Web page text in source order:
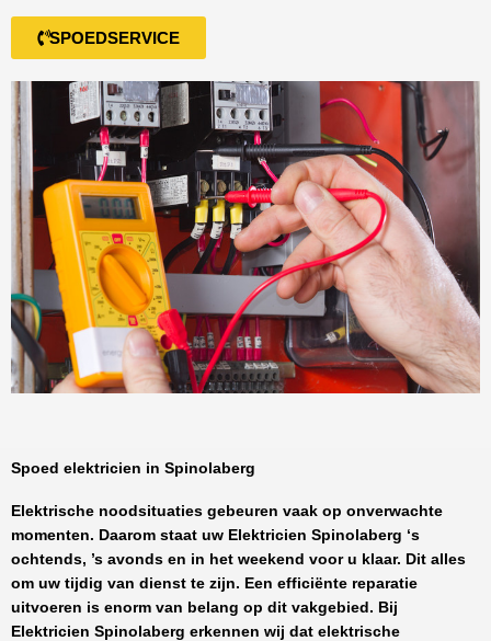
SPOEDSERVICE
Spoed elektricien in Spinolaberg
Elektrische noodsituaties gebeuren vaak op onverwachte
momenten. Daarom staat uw Elektricien Spinolaberg ‘s
ochtends, ’s avonds en in het weekend voor u klaar. Dit alles
om uw tijdig van dienst te zijn. Een efficiënte reparatie
uitvoeren is enorm van belang op dit vakgebied. Bij
Elektricien Spinolaberg erkennen wij dat elektrische